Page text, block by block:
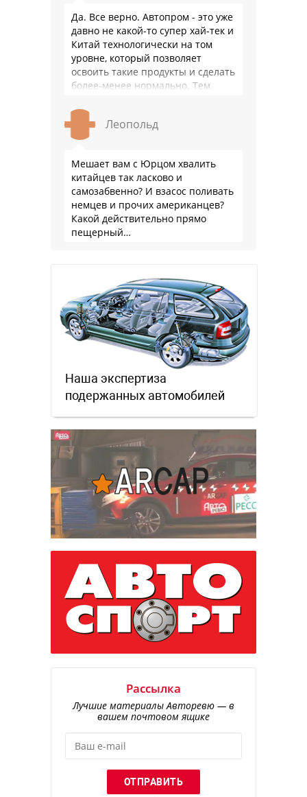
Да. Все верно. Автопром - это уже
давно не какой-то супер хай-тек и
Китай технологически на том
уровне, который позволяет
освоить такие продукты и сделать
более-менее нормально. Тем
Леопольд
Мешает вам с Юрцом хвалить
китайцев так ласково и
самозабвенно? И взасос поливать
немцев и прочих американцев?
Какой действительно прямо
пещерный…
Наша экспертиза
подержанных автомобилей
Рассылка
Лучшие материалы Авторевю — в
вашем почтовом ящике